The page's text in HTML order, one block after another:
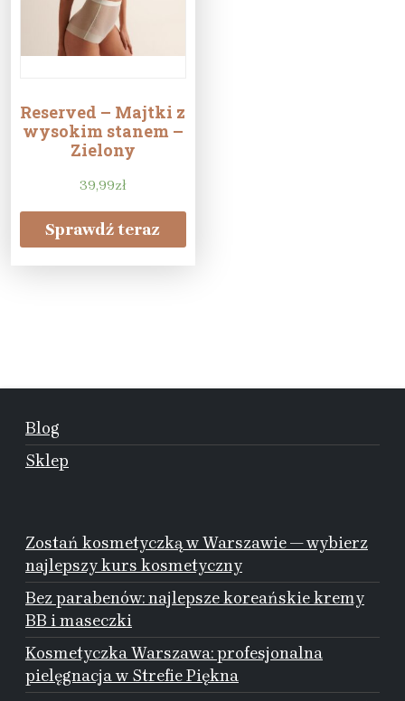
Reserved – Majtki z
wysokim stanem –
Zielony
39,99zł
Sprawdź teraz
Blog
Sklep
Zostań kosmetyczką w Warszawie — wybierz
najlepszy kurs kosmetyczny
Bez parabenów: najlepsze koreańskie kremy
BB i maseczki
Kosmetyczka Warszawa: profesjonalna
pielęgnacja w Strefie Piękna